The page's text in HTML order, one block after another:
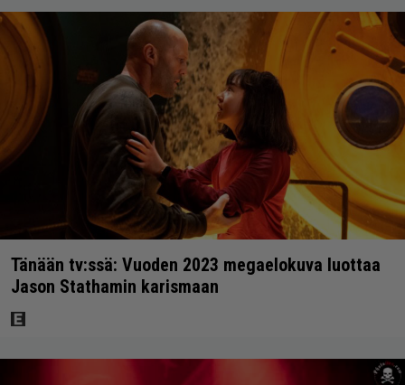
Tänään tv:ssä: Vuoden 2023 megaelokuva luottaa
Jason Stathamin karismaan